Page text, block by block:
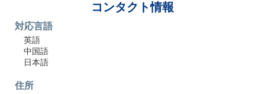
コンタクト情報
対応言語
英語
中国語
日本語
住所